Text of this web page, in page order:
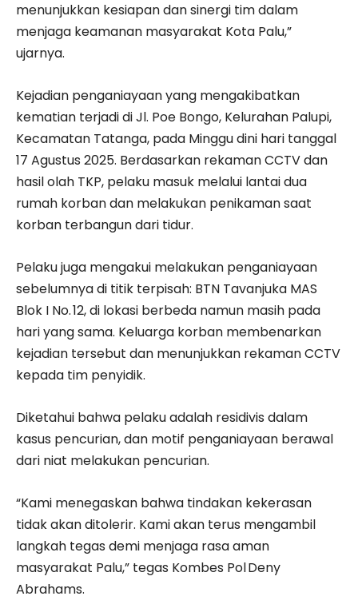
menunjukkan kesiapan dan sinergi tim dalam
menjaga keamanan masyarakat Kota Palu,”
ujarnya.
Kejadian penganiayaan yang mengakibatkan
kematian terjadi di Jl. Poe Bongo, Kelurahan Palupi,
Kecamatan Tatanga, pada Minggu dini hari tanggal
17 Agustus 2025. Berdasarkan rekaman CCTV dan
hasil olah TKP, pelaku masuk melalui lantai dua
rumah korban dan melakukan penikaman saat
korban terbangun dari tidur.
Pelaku juga mengakui melakukan penganiayaan
sebelumnya di titik terpisah: BTN Tavanjuka MAS
Blok I No. 12, di lokasi berbeda namun masih pada
hari yang sama. Keluarga korban membenarkan
kejadian tersebut dan menunjukkan rekaman CCTV
kepada tim penyidik.
Diketahui bahwa pelaku adalah residivis dalam
kasus pencurian, dan motif penganiayaan berawal
dari niat melakukan pencurian.
“Kami menegaskan bahwa tindakan kekerasan
tidak akan ditolerir. Kami akan terus mengambil
langkah tegas demi menjaga rasa aman
masyarakat Palu,” tegas Kombes Pol Deny
Abrahams.